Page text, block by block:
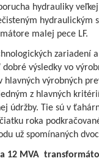
hydrauliky veľkej
hydraulickým
malej pece LF.
zariadení
výsledky vo
hlavných výrobných
z hlavných
údržby. Tie sú v
roka
už spomínaných
12 MVA